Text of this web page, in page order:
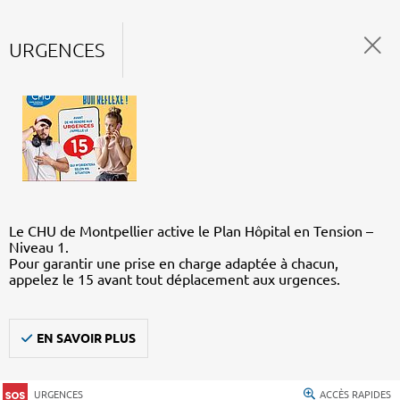
URGENCES
Le CHU de Montpellier active le Plan Hôpital en Tension –
Niveau 1.
Pour garantir une prise en charge adaptée à chacun,
appelez le 15 avant tout déplacement aux urgences.
EN SAVOIR PLUS
URGENCES ACCÈS RAPIDES